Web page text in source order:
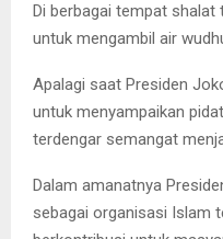
Di berbagai tempat shalat
untuk mengambil air
Apalagi saat Presiden
untuk menyampaikan
terdengar semangat
Dalam amanatnya
sebagai organisasi Islam